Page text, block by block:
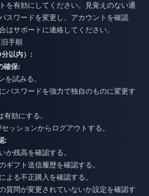
を有効にしてください。見覚えのない通
スワードを変更し、アカウントを確認
はサポートに連絡してください。
手順
以内）:
確保:
試みる。
パスワードを強力で独自のものに変更す
効にする。
ッションからログアウトする。
:
か残高を確認する。
ギフト送信履歴を確認する。
よる不正購入を確認する。
質問が変更されていないか設定を確認す